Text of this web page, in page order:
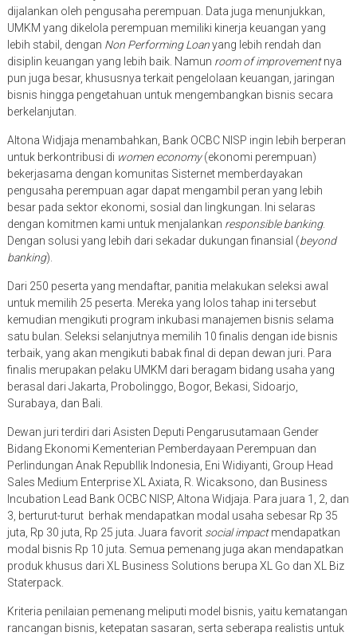
dijalankan oleh pengusaha perempuan. Data juga menunjukkan,
UMKM yang dikelola perempuan memiliki kinerja keuangan yang
lebih stabil, dengan Non Performing Loanyang lebih rendah dan
disiplin keuangan yang lebih baik. Namun room of improvementnya
pun juga besar, khususnya terkait pengelolaan keuangan, jaringan
bisnis hingga pengetahuan untuk mengembangkan bisnis secara
berkelanjutan.
Altona Widjaja menambahkan, Bank OCBC NISP ingin lebih berperan
untuk berkontribusi di women economy(ekonomi perempuan)
bekerjasama dengan komunitas Sisternet memberdayakan
pengusaha perempuan agar dapat mengambil peran yang lebih
besar pada sektor ekonomi, sosial dan lingkungan. Ini selaras
dengan komitmen kami untuk menjalankan responsible banking.
Dengan solusi yang lebih dari sekadar dukungan finansial (beyond
banking).
Dari 250 peserta yang mendaftar, panitia melakukan seleksi awal
untuk memilih 25 peserta. Mereka yang lolos tahap ini tersebut
kemudian mengikuti program inkubasi manajemen bisnis selama
satu bulan. Seleksi selanjutnya memilih 10 finalis dengan ide bisnis
terbaik, yang akan mengikuti babak final di depan dewan juri. Para
finalis merupakan pelaku UMKM dari beragam bidang usaha yang
berasal dari Jakarta, Probolinggo, Bogor, Bekasi, Sidoarjo,
Surabaya, dan Bali.
Dewan juri terdiri dari Asisten Deputi Pengarusutamaan Gender
Bidang Ekonomi Kementerian Pemberdayaan Perempuan dan
Perlindungan Anak Republlik Indonesia, Eni Widiyanti, Group Head
Sales Medium Enterprise XL Axiata, R. Wicaksono, dan Business
Incubation Lead Bank OCBC NISP, Altona Widjaja. Para juara 1, 2, dan
3, berturut-turut berhak mendapatkan modal usaha sebesar Rp 35
juta, Rp 30 juta, Rp 25 juta. Juara favorit social impactmendapatkan
modal bisnis Rp 10 juta. Semua pemenang juga akan mendapatkan
produk khusus dari XL Business Solutions berupa XL Go dan XL Biz
Staterpack.
Kriteria penilaian pemenang meliputi model bisnis, yaitu kematangan
rancangan bisnis, ketepatan sasaran, serta seberapa realistis untuk